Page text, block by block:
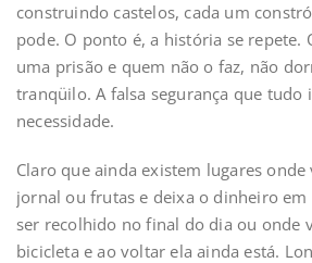
construindo castelos, cada um
pode. O ponto é, a história se repete.
uma prisão e quem não o faz, não
tranqüilo. A falsa segurança que tudo
necessidade.
Claro que ainda existem lugares
jornal ou frutas e deixa o dinheiro em
ser recolhido no final do dia ou onde
bicicleta e ao voltar ela ainda está.